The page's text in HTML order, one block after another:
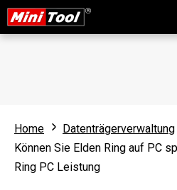
Home
Datenträgerverwaltung
Können Sie Elden Ring auf PC
Ring PC Leistung